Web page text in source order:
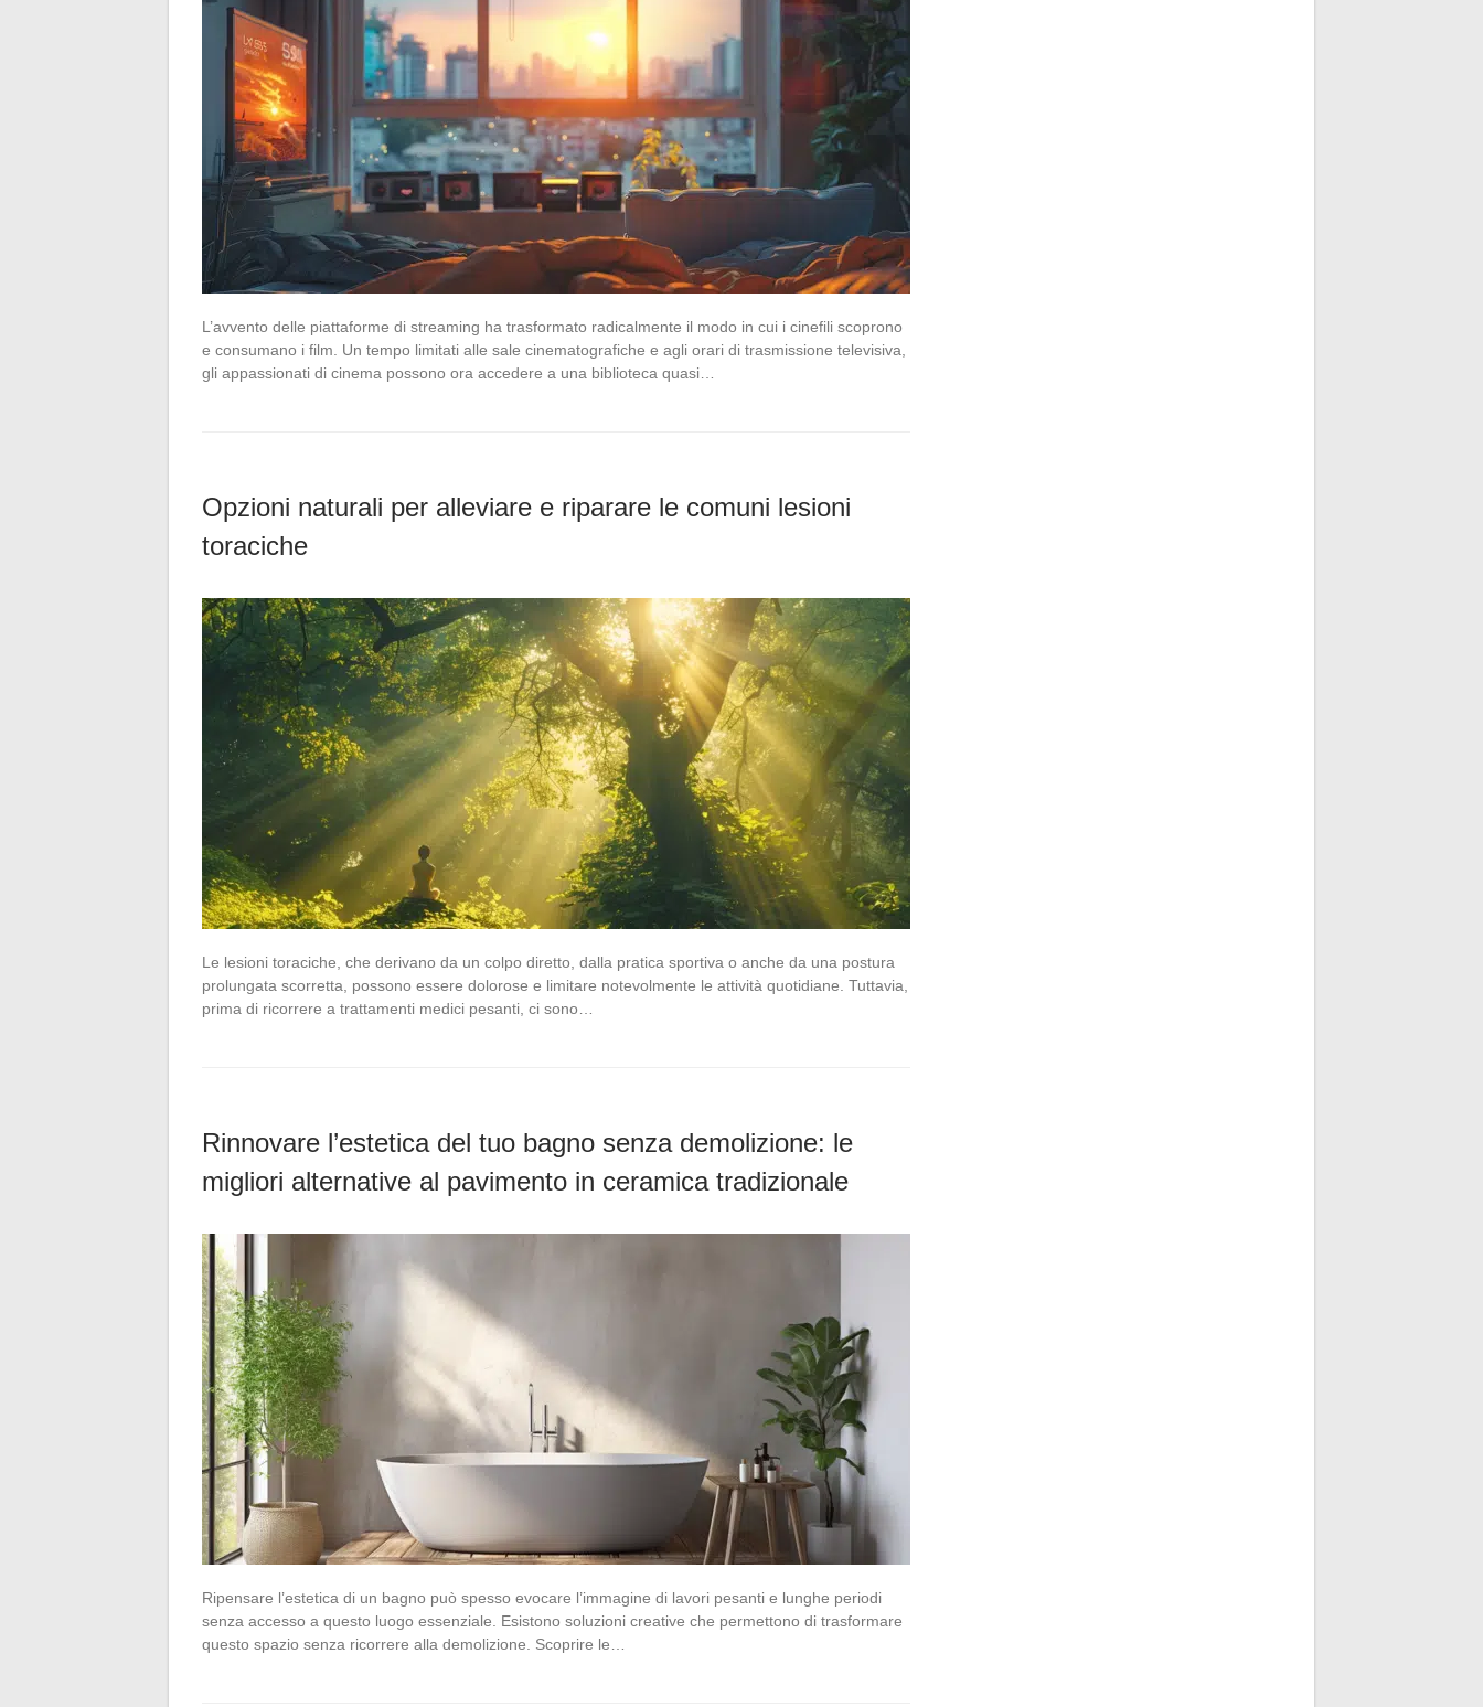
L’avvento delle piattaforme di streaming ha trasformato radicalmente il modo in cui i cinefili scoprono
e consumano i film. Un tempo limitati alle sale cinematografiche e agli orari di trasmissione televisiva,
gli appassionati di cinema possono ora accedere a una biblioteca quasi…
Opzioni naturali per alleviare e riparare le comuni lesioni
toraciche
Le lesioni toraciche, che derivano da un colpo diretto, dalla pratica sportiva o anche da una postura
prolungata scorretta, possono essere dolorose e limitare notevolmente le attività quotidiane. Tuttavia,
prima di ricorrere a trattamenti medici pesanti, ci sono…
Rinnovare l’estetica del tuo bagno senza demolizione: le
migliori alternative al pavimento in ceramica tradizionale
Ripensare l’estetica di un bagno può spesso evocare l’immagine di lavori pesanti e lunghe periodi
senza accesso a questo luogo essenziale. Esistono soluzioni creative che permettono di trasformare
questo spazio senza ricorrere alla demolizione. Scoprire le…